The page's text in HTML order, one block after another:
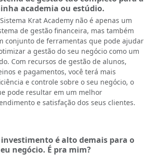
academia ou estúdio.
Krat Academy não é apenas um
de gestão financeira, mas também
conjunto de ferramentas que pode ajudar
a gestão do seu negócio como um
Com recursos de gestão de alunos,
e pagamentos, você terá mais
e controle sobre o seu negócio, o
pode resultar em um melhor
e satisfação dos seus clientes.
investimento é alto demais para o
negócio. É pra mim?